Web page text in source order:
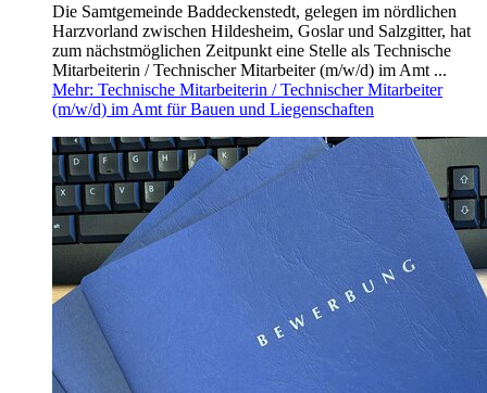
Die Samtgemeinde Baddeckenstedt, gelegen im nördlichen
Harzvorland zwischen Hildesheim, Goslar und Salzgitter, hat
zum nächstmöglichen Zeitpunkt eine Stelle als Technische
Mitarbeiterin / Technischer Mitarbeiter (m/w/d) im Amt ...
Mehr: Technische Mitarbeiterin / Technischer Mitarbeiter
(m/w/d) im Amt für Bauen und Liegenschaften